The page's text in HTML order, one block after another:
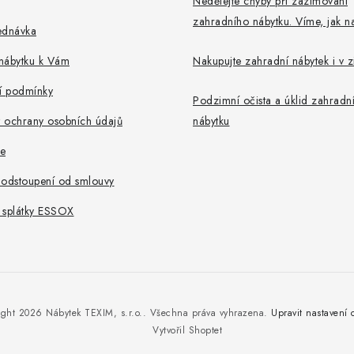
k Vám
podmínky
ochrany osobních údajů
od smlouvy
ESSOX
zahradního nábytku. Víme, jak
Nakupujte zahradní nábytek i v
Podzimní očista a úklid
nábytku
Vytvořil Shoptet
2026 Nábytek TEXIM, s.r.o.. Všechna práva vyhrazena. Upravit nastavení